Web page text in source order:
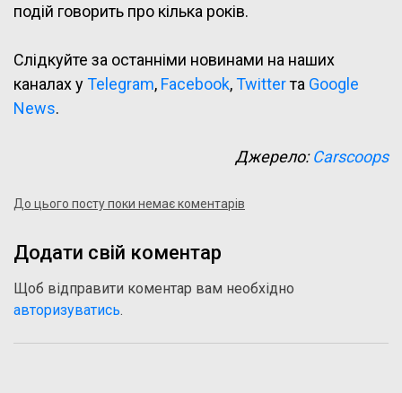
подій говорить про кілька років.
Слідкуйте за останніми новинами на наших
каналах уTelegram, Facebook,Twitterта Google
News.
Джерело:Carscoops
До цього посту поки немає коментарів
Додати свій коментар
Щоб відправити коментар вам необхідно
авторизуватись.